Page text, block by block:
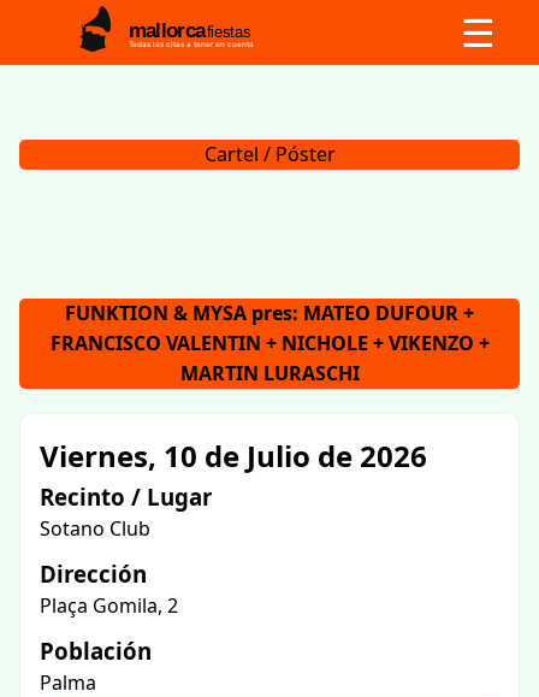
mallorcafiestas
Todas las citas a tener en cuenta ☰
Cartel / Póster
FUNKTION & MYSA pres: MATEO DUFOUR +
FRANCISCO VALENTIN + NICHOLE + VIKENZO +
MARTIN LURASCHI
Viernes, 10 de Julio de 2026
Recinto / Lugar
Sotano Club
Dirección
Plaça Gomila, 2
Población
Palma